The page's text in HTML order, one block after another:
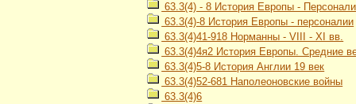
63.3(4) - 8 История Европы -
63.3(4)-8 История Европы - персоналии
63.3(4)41-918 Норманны - VIII - XI вв.
63.3(4)4я2 История Европы. Средние
63.3(4)5-8 История Англии 19 век
63.3(4)52-681 Наполеоновские войны
63.3(4)6